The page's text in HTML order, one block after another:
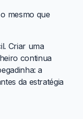
mesmo que
Criar uma
continua
a
da estratégia